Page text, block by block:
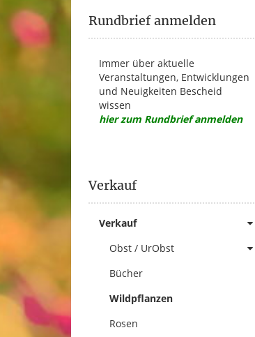
gallica
€
Täuschende Flaumrose
Rundbrief anmelden
Immer über aktuelle
Veranstaltungen, Entwicklungen
und Neuigkeiten Bescheid
wissen
hier zum Rundbrief anmelden
Verkauf
Verkauf
Obst / UrObst
Bücher
Wildpflanzen
Rosen